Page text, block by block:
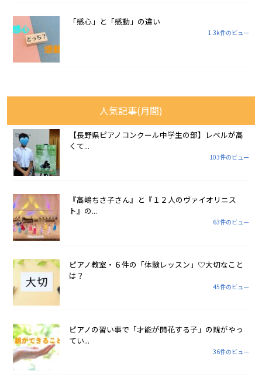
「感心」と「感動」の違い
1.3k件のビュー
人気記事(月間)
【長野県ピアノコンクール中学生の部】レベルが高
くて...
103件のビュー
『高嶋ちさ子さん』と『１２人のヴァイオリニス
ト』の...
63件のビュー
ピアノ教室・６件の「体験レッスン」♡大切なこと
は？
45件のビュー
ピアノの習い事で「才能が開花する子」の親がやっ
てい...
36件のビュー